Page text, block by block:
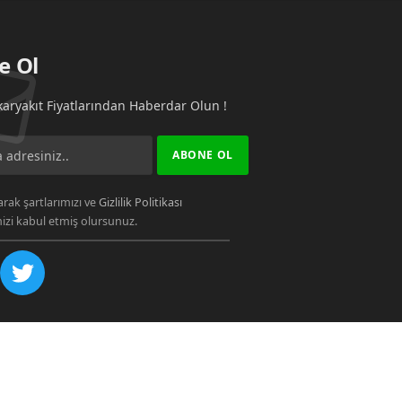
Ol
Fiyatlarından Haberdar Olun !
şartlarımızı veGizlilik Politikası
kabul etmiş olursunuz.